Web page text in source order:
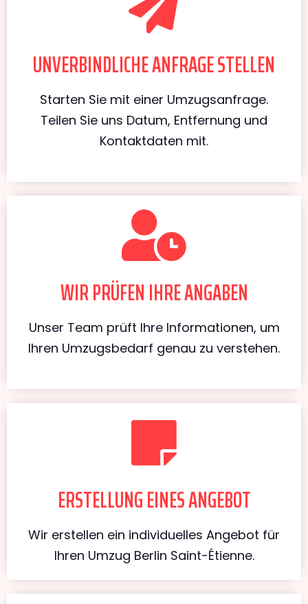
UNVERBINDLICHE ANFRAGE STELLEN
Starten Sie mit einer Umzugsanfrage.
Teilen Sie uns Datum, Entfernung und
Kontaktdaten mit.
WIR PRÜFEN IHRE ANGABEN
Unser Team prüft Ihre Informationen, um
Ihren Umzugsbedarf genau zu verstehen.
ERSTELLUNG EINES ANGEBOT
Wir erstellen ein individuelles Angebot für
Ihren Umzug Berlin Saint-Étienne.